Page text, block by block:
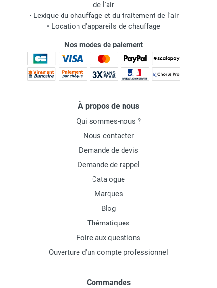
de l'air
• Lexique du chauffage et du traitement de l'air
• Location d'appareils de chauffage
Nos modes de paiement
À propos de nous
Qui sommes-nous ?
Nous contacter
Demande de devis
Demande de rappel
Catalogue
Marques
Blog
Thématiques
Foire aux questions
Ouverture d'un compte professionnel
Commandes